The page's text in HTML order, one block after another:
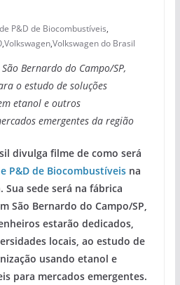
P&D de Biocombustíveis,
,Volkswagen,Volkswagen do Brasil
Bernardo do Campo/SP,
o estudo de soluções
etanol e outros
emergentes da região
divulga filme de como será
P&D de Biocombustíveisna
Sua sede será na fábrica
São Bernardo do Campo/SP,
estarão dedicados,
locais, ao estudo de
usando etanol e
para mercados emergentes.